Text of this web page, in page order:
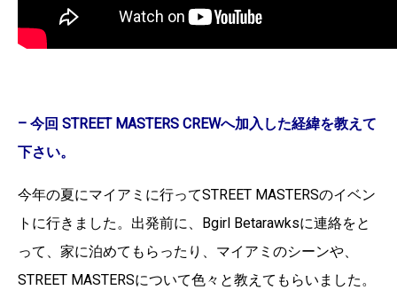
– 今回 STREET MASTERS CREWへ加入した経緯を教えて
下さい。
今年の夏にマイアミに行ってSTREET MASTERSのイベン
トに行きました。出発前に、Bgirl Betarawksに連絡をと
って、家に泊めてもらったり、マイアミのシーンや、
STREET MASTERSについて色々と教えてもらいました。